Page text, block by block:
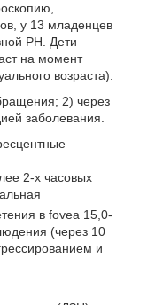
у 13 младенцев
РН. Дети
на момент
возраста).
2) через
заболевания.
2-х часовых
в fovea 15,0-
(через 10
и